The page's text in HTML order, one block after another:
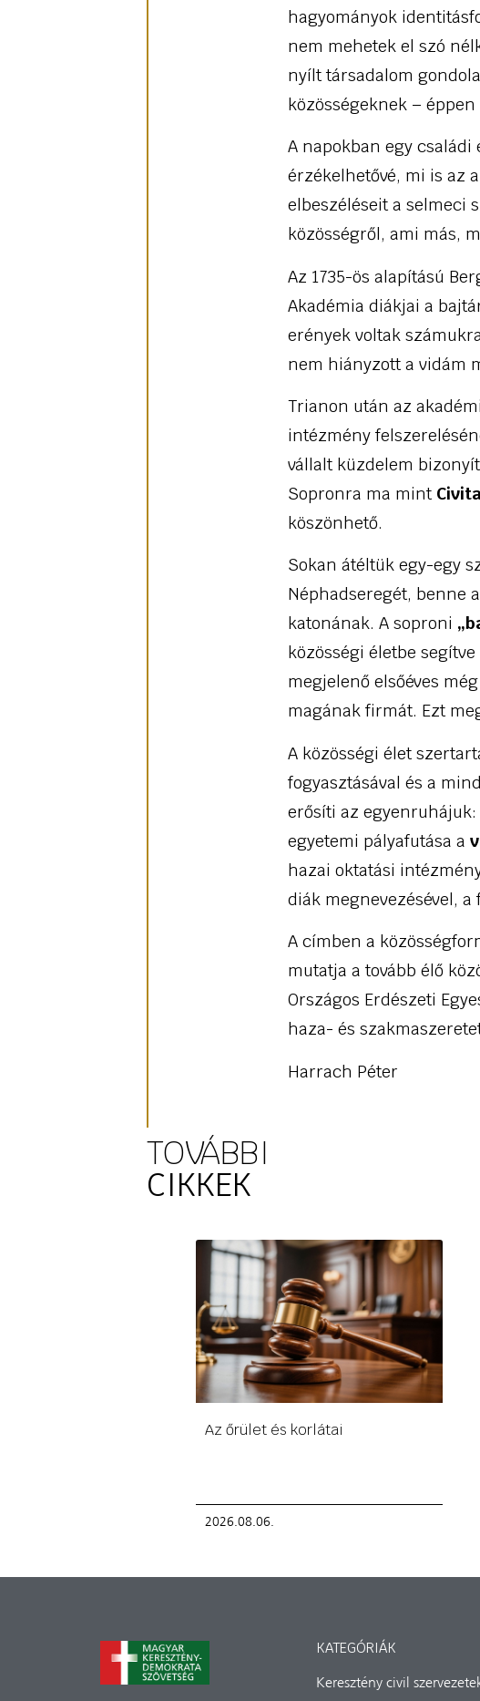
hagyományok
nem mehetek el szó
nyílt társadalom
közösségeknek –
A napokban egy
érzékelhetővé, mi is az
elbeszéléseit a selmeci
közösségről, ami más,
Az 1735-ös alapítású
Akadémia diákjai a
erények voltak
nem hiányzott a vidám
Trianon után az
intézmény
vállalt küzdelem
Sopronra ma mint
köszönhető.
Sokan átéltük egy-egy
Néphadseregét, benne
katonának. A soproni
közösségi életbe
megjelenő elsőéves
magának firmát. Ezt
A közösségi élet
fogyasztásával és a
erősíti az
egyetemi pályafutása a
hazai oktatási
diák megnevezésével,
A címben a
mutatja a tovább élő
Országos Erdészeti
haza- és
Harrach Péter
TOVÁBBI
CIKKEK
Az őrület és korlátai
2026.08.06.
KATEGÓRIÁK
Keresztény civil